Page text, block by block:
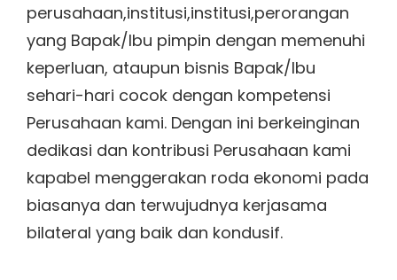
perusahaan,institusi,institusi,perorangan
yang Bapak/Ibu pimpin dengan memenuhi
keperluan, ataupun bisnis Bapak/Ibu
sehari-hari cocok dengan kompetensi
Perusahaan kami. Dengan ini berkeinginan
dedikasi dan kontribusi Perusahaan kami
kapabel menggerakan roda ekonomi pada
biasanya dan terwujudnya kerjasama
bilateral yang baik dan kondusif.